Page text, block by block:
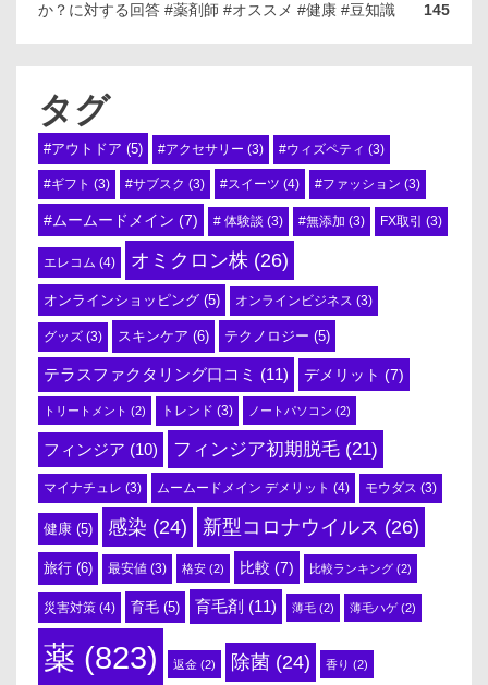
か？に対する回答 #薬剤師 #オススメ #健康 #豆知識
145
タグ
#アウトドア (5) #アクセサリー (3) #ウィズペティ (3)
#ギフト (3) #サブスク (3) #スイーツ (4) #ファッション (3)
#ムームードメイン (7) # 体験談 (3) #無添加 (3) FX取引 (3)
エレコム (4) オミクロン株 (26)
オンラインショッピング (5) オンラインビジネス (3)
グッズ (3) スキンケア (6) テクノロジー (5)
テラスファクタリング口コミ (11) デメリット (7)
トリートメント (2) トレンド (3) ノートパソコン (2)
フィンジア (10) フィンジア初期脱毛 (21)
マイナチュレ (3) ムームードメイン デメリット (4) モウダス (3)
健康 (5) 感染 (24) 新型コロナウイルス (26)
旅行 (6) 最安値 (3) 格安 (2) 比較 (7) 比較ランキング (2)
災害対策 (4) 育毛 (5) 育毛剤 (11) 薄毛 (2) 薄毛ハゲ(2)
薬 (823) 返金 (2) 除菌 (24) 香り (2)